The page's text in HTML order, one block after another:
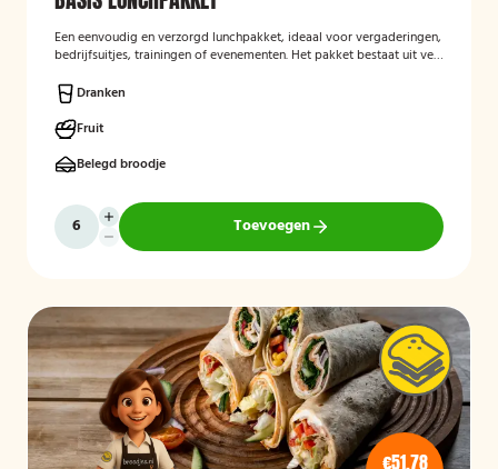
Een eenvoudig en verzorgd lunchpakket, ideaal voor vergaderingen,
bedrijfsuitjes, trainingen of evenementen. Het pakket bestaat uit vers
lunch voor onderweg of op locatie.
Dranken
Fruit
Belegd broodje
Toevoegen
€51,78